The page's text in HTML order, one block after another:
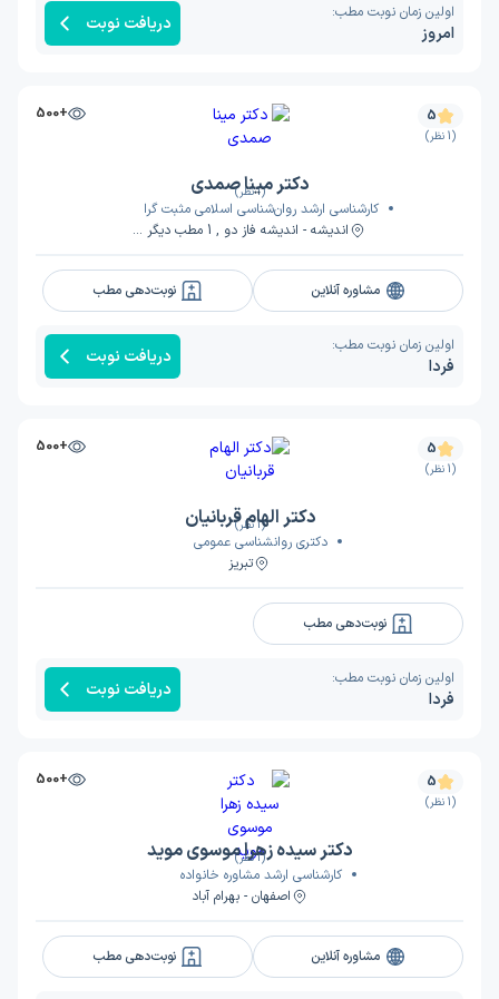
اولین زمان نوبت مطب:
امروز دریافت نوبت
(1 نظر)
+500 5
(1 نظر)
دکتر مینا صمدی
کارشناسی ارشد روان‌شناسی اسلامی مثبت گرا
اندیشه - اندیشه فاز دو , 1 مطب دیگر ...
مشاوره آنلاین نوبت‌دهی مطب
اولین زمان نوبت مطب:
فردا دریافت نوبت
(1 نظر)
+500 5
(1 نظر)
دکتر الهام قربانیان
دکتری روانشناسی عمومی
تبریز
نوبت‌دهی مطب
اولین زمان نوبت مطب:
فردا دریافت نوبت
(1 نظر)
+500 5
(1 نظر)
دکتر سیده زهرا موسوی موید
کارشناسی ارشد مشاوره خانواده
اصفهان - بهرام آباد
مشاوره آنلاین نوبت‌دهی مطب